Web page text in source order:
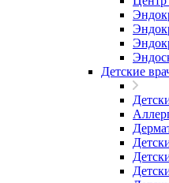
Детские